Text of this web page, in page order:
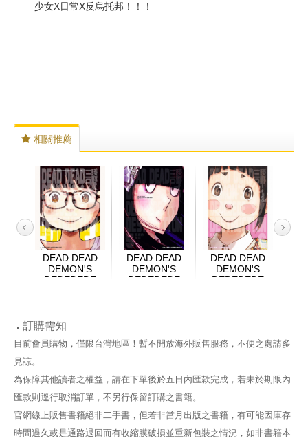
少女X日常X反烏托邦！！！
相關推薦
11
DEAD DEAD
DEMON'S
DEDEDEDE
惡魔的破壞
DEAD DEAD
DEMON'S
DEDEDEDE
惡魔的破壞 5
DEAD DEAD
DEMON'S
DEDEDEDE
惡魔的破壞 6
惡
訂購需知
目前會員購物，僅限台灣地區！暫不開放海外販售服務，不便之處請多
見諒。
為保障其他讀者之權益，請在下單後於五日內匯款完成，若未於期限內
匯款則逕行取消訂單，不另行保留訂購之書籍。
官網線上販售書籍絕非二手書，但若非當月出版之書籍，有可能因庫存
時間過久或是通路退回而有收縮膜破損並重新包裝之情況，如非書籍本